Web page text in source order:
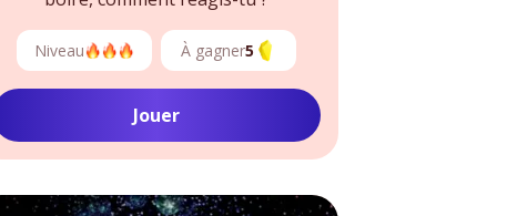
Niveau À gagner5
Jouer